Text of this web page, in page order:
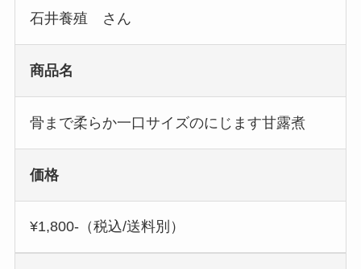
石井養殖 さん
商品名
骨まで柔らか一口サイズのにじます甘露煮
価格
¥1,800-（税込/送料別）